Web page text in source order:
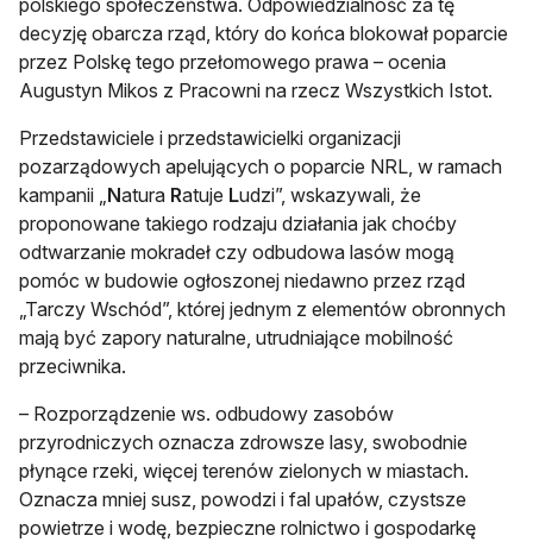
polskiego społeczeństwa. Odpowiedzialność za tę
decyzję obarcza rząd, który do końca blokował poparcie
przez Polskę tego przełomowego prawa – ocenia
Augustyn Mikos z Pracowni na rzecz Wszystkich Istot.
Przedstawiciele i przedstawicielki organizacji
pozarządowych apelujących o poparcie NRL, w ramach
kampanii „Natura Ratuje Ludzi”, wskazywali, że
proponowane takiego rodzaju działania jak choćby
odtwarzanie mokradeł czy odbudowa lasów mogą
pomóc w budowie ogłoszonej niedawno przez rząd
„Tarczy Wschód”, której jednym z elementów obronnych
mają być zapory naturalne, utrudniające mobilność
przeciwnika.
– Rozporządzenie ws. odbudowy zasobów
przyrodniczych oznacza zdrowsze lasy, swobodnie
płynące rzeki, więcej terenów zielonych w miastach.
Oznacza mniej susz, powodzi i fal upałów, czystsze
powietrze i wodę, bezpieczne rolnictwo i gospodarkę